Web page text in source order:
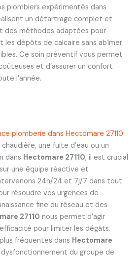
plombiers expérimentés dans
un détartrage complet et
des méthodes adaptées pour
les dépôts de calcaire sans abîmer
Ce soin préventif vous permet
et d’assurer un confort
l’année.
plomberie dans Hectomare 27110
une fuite d’eau ou un
dans Hectomare 27110, il est crucial
une équipe réactive et
24h/24 et 7j/7 dans tout
résoudre vos urgences de
fine du réseau et des
27110 nous permet d’agir
pour limiter les dégâts.
fréquentes dans Hectomare
du groupe de